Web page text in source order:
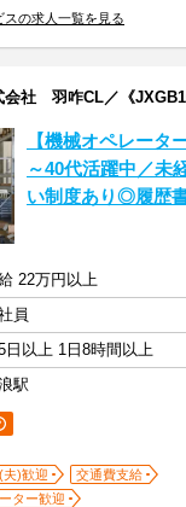
の求人一覧を見る
会社 羽咋CL／《
【機械オペレータ
～40代活躍中／未
い制度あり◎履歴
22万円以上
員
日以上 1日8時間以上
駅
夫)歓迎
交通費支給
ター歓迎